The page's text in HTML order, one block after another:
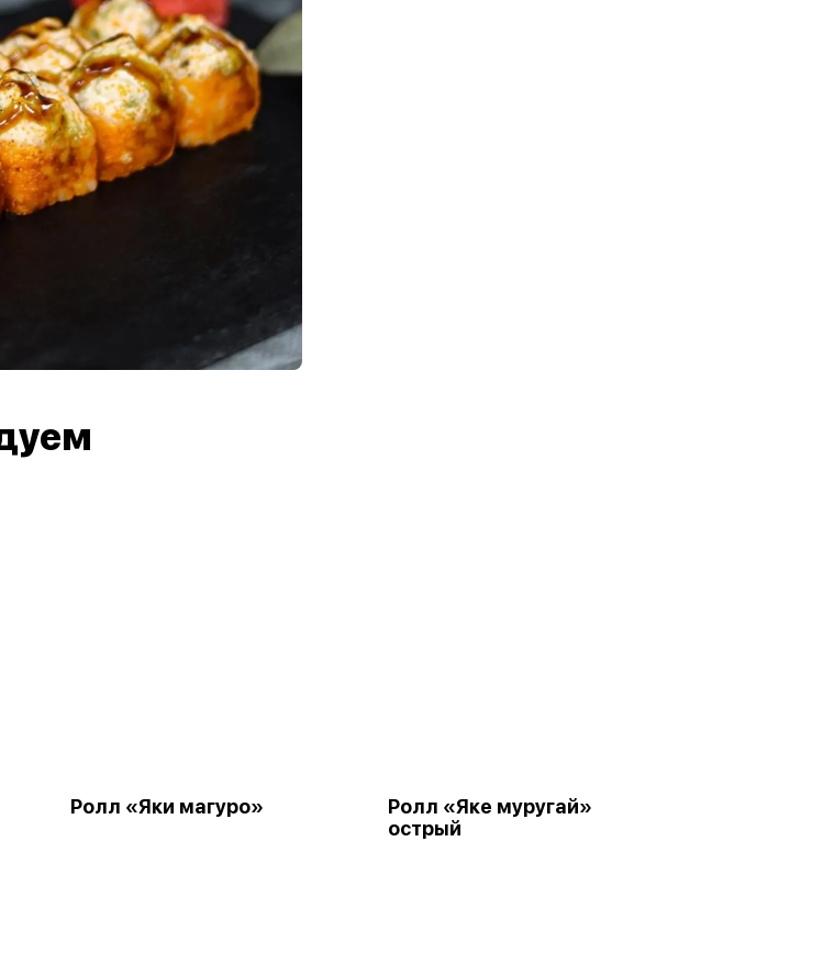
Ролл «Яки магуро»
Ролл «Яке муругай»
острый